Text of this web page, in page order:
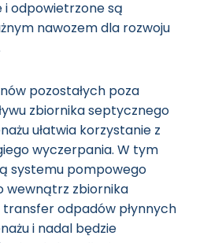
odpowietrzone są
nawozem dla rozwoju
pozostałych poza
zbiornika septycznego
ułatwia korzystanie z
wyczerpania. W tym
systemu pompowego
wewnątrz zbiornika
transfer odpadów płynnych
i nadal będzie